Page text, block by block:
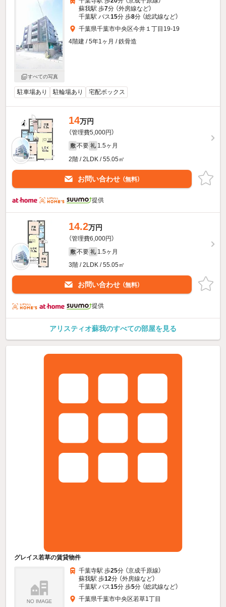
すべての写真
蘇我駅 歩7分 （外房線など）
千葉駅 バス15分 歩8分 （総武線など）
千葉県千葉市中央区今井１丁目19-19
4階建 / 5年1ヶ月 / 鉄骨造
駐車場あり 駐輪場あり 宅配ボックス
14万円
（管理費5,000円）
敷 不要 礼 1.5ヶ月
2階 / 2LDK / 55.05㎡
お問い合わせ （無料）
提供
14.2万円
（管理費6,000円）
敷 不要 礼 1.5ヶ月
3階 / 2LDK / 55.05㎡
お問い合わせ （無料）
提供
アリスティオ蘇我のすべての部屋を見る
グレイス若草の賃貸物件
千葉寺駅 歩25分 （京成千原線）
蘇我駅 歩12分 （外房線など）
千葉駅 バス15分 歩5分 （総武線など）
千葉県千葉市中央区若草1丁目